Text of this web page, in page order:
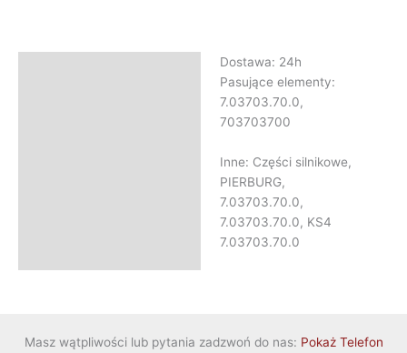
Dostawa: 24h
Pasujące elementy:
7.03703.70.0,
703703700
Inne: Części silnikowe,
PIERBURG,
7.03703.70.0,
7.03703.70.0, KS4
7.03703.70.0
Masz wątpliwości lub pytania zadzwoń do nas: Pokaż Telefon